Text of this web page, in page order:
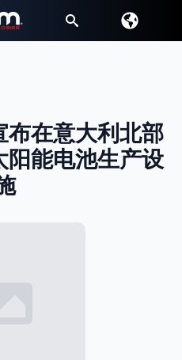
布在意大利北部
能电池生产设